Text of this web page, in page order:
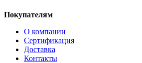
Покупателям
О компании
Сертификация
Доставка
Контакты